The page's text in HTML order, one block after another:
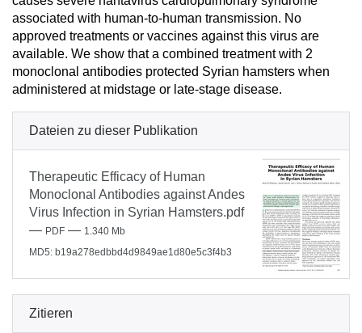
associated with human-to-human transmission. No
approved treatments or vaccines against this virus are
available. We show that a combined treatment with 2
monoclonal antibodies protected Syrian hamsters when
administered at midstage or late-stage disease.
Dateien zu dieser Publikation
Therapeutic Efficacy of Human
Monoclonal Antibodies against Andes
Virus Infection in Syrian Hamsters.pdf
— PDF — 1.340 Mb
MD5: b19a278edbbd4d9849ae1d80e5c3f4b3
Zitieren